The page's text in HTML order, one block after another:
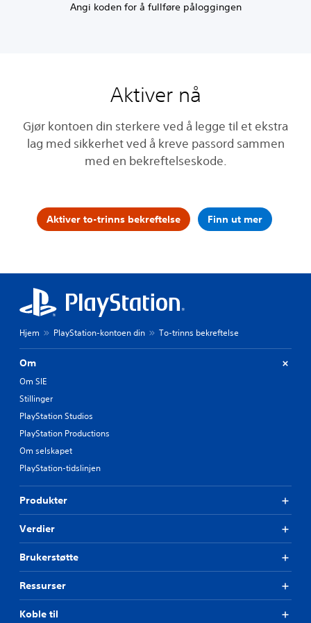
Angi koden for å fullføre påloggingen
Aktiver nå
Gjør kontoen din sterkere ved å legge til et ekstra
lag med sikkerhet ved å kreve passord sammen
med en bekreftelseskode.
Aktiver to-trinns bekreftelse Finn ut mer
Hjem PlayStation-kontoen din To-trinns bekreftelse
Om
Om SIE
Stillinger
PlayStation Studios
PlayStation Productions
Om selskapet
PlayStation-tidslinjen
Produkter
Verdier
Brukerstøtte
Ressurser
Koble til